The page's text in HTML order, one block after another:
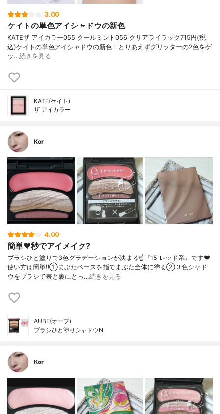
3.00
ケイトの単色アイシャドウの新色
KATE ザ アイカラー 055 クールミント 056 クリアライラック 715円(税
込) ケイトの単色アイシャドウの新色！ とりあえずグリッターの2色をゲ
ッ…続きを見る
KATE(ケイト)
ザ アイカラー
Kor
4.00
簡単❤️秒でアイメイク?
ブラシひと塗りで3色グラデーションが決まる☝️『15 レッド系』です❤️
使い方は簡単‼️①まぶたベースを指でまぶた全体に塗る②３色シャド
ウをブラシで表と裏にとっ…続きを見る
AUBE(オーブ)
ブラシひと塗りシャドウN
Kor